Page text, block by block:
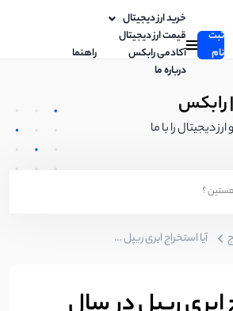
ثبت
نام
خرید ارز دیجیتال
قیمت ارز دیجیتال
آکادمی رابکس
راهنما
درباره ما
| رابکس
دیجیتال را با ما
آیا استخراج ابری ریپل در سال ۲۰۲۵ واقعاً سودآور است؟